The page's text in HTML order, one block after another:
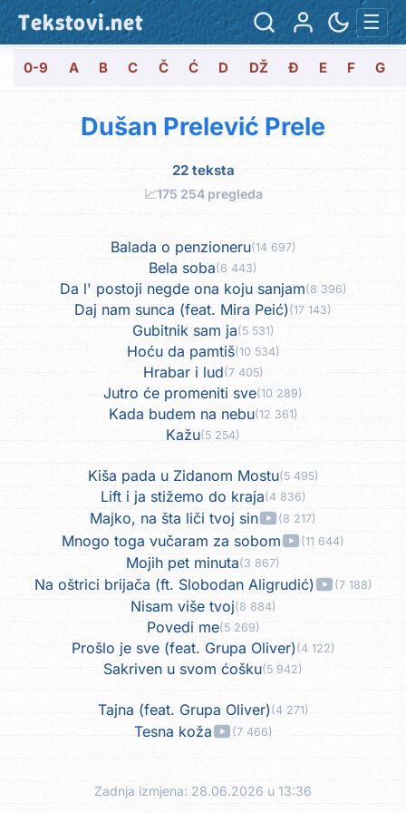
Tekstovi.net ☰
0-9 A B C Č Ć D DŽ Đ E F G
Dušan Prelević Prele
22 teksta
📈175 254 pregleda
Balada o penzioneru(14 697)
Bela soba(6 443)
Da l' postoji negde ona koju sanjam(8 396)
Daj nam sunca (feat. Mira Peić)(17 143)
Gubitnik sam ja(5 531)
Hoću da pamtiš(10 534)
Hrabar i lud(7 405)
Jutro će promeniti sve(10 289)
Kada budem na nebu(12 361)
Kažu(5 254)
Kiša pada u Zidanom Mostu(5 495)
Lift i ja stižemo do kraja(4 836)
Majko, na šta liči tvoj sin (8 217)
Mnogo toga vučaram za sobom (11 644)
Mojih pet minuta(3 867)
Na oštrici brijača (ft. Slobodan Aligrudić) (7 188)
Nisam više tvoj(8 884)
Povedi me(5 269)
Prošlo je sve (feat. Grupa Oliver)(4 122)
Sakriven u svom ćošku(5 942)
Tajna (feat. Grupa Oliver)(4 271)
Tesna koža (7 466)
Zadnja izmjena: 28.06.2026 u 13:36